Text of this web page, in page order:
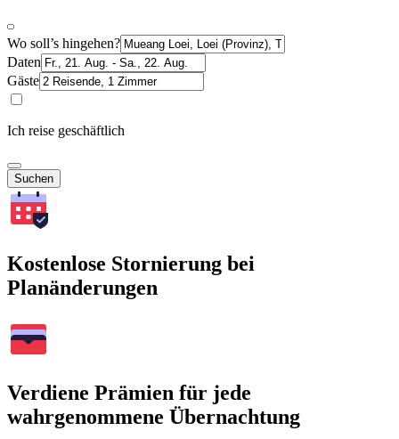
Wo soll’s hingehen?
Daten
Gäste
Ich reise geschäftlich
Suchen
Kostenlose Stornierung bei
Planänderungen
Verdiene Prämien für jede
wahrgenommene Übernachtung